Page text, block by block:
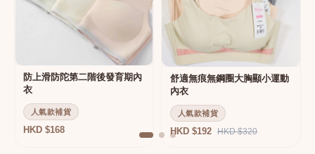
防上滑防陀第二階後發育期內
衣
人氣款補貨
HKD $168
舒適無痕無鋼圈大胸顯小運動
內衣
人氣款補貨
HKD $192 HKD $320